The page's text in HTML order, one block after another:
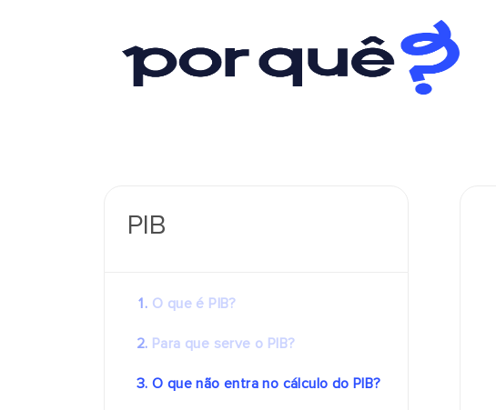
PIB
O que é PIB?
Para que serve o PIB?
O que não entra no cálculo do PIB?